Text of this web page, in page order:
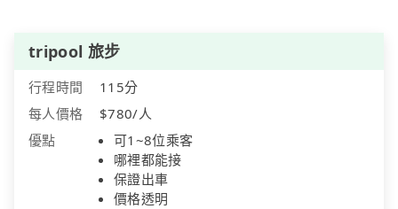
tripool 旅步
行程時間
115分
每人價格
$780/人
優點
可1~8位乘客
哪裡都能接
保證出車
價格透明